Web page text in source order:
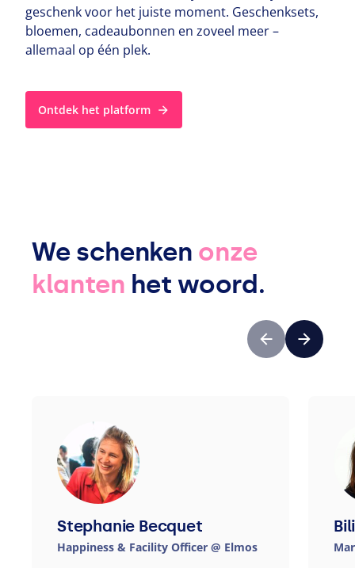
geschenk voor het juiste moment. Geschenk­s­ets,
bloemen, cadeau­bon­nen en zoveel meer –
allemaal op één plek.
Ontdek het platform
We schenken onze
klanten het woord.
Vorige Volgende
Stephanie Becquet
Happiness & Facility Officer @ Elmos